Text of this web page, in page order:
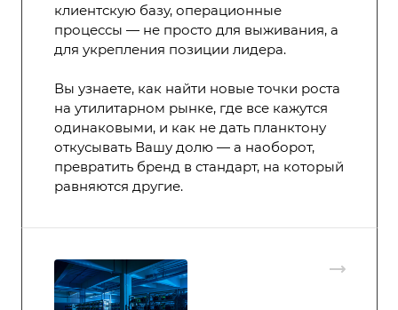
клиентскую базу, операционные
процессы — не просто для выживания, а
для укрепления позиции лидера.
Вы узнаете, как найти новые точки роста
на утилитарном рынке, где все кажутся
одинаковыми, и как не дать планктону
откусывать Вашу долю — а наоборот,
превратить бренд в стандарт, на который
равняются другие.